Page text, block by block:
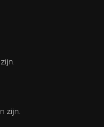
zijn.